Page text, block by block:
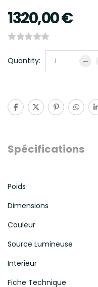
1320,00€
Quantity:
Spécifications
Poids
Dimensions
Couleur
Source Lumineuse
Interieur
Fiche Technique